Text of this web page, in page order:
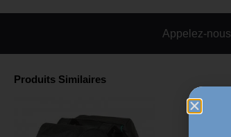
Appelez-nous
Produits Similaires